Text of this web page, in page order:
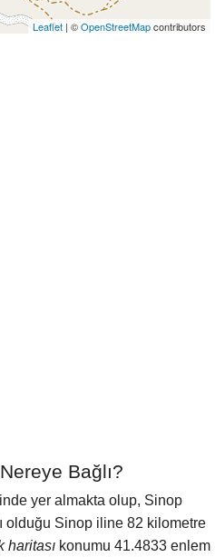
Leaflet | ©OpenStreetMapcontributors
Bağlı?
yer almakta olup, Sinop
olduğu Sinop iline 82 kilometre
haritası konumu 41.4833 enlem